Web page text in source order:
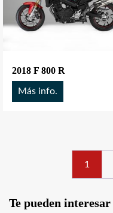
2018 F 800 R
Más info.
1
Te pueden interesar